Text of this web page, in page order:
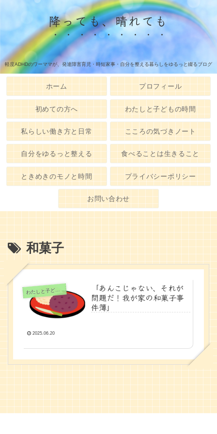
降っても、晴れても
軽度ADHDのワーママが、発達障害育児・時短家事・自分を整える暮らしをゆるっと綴るブログ
ホーム プロフィール
初めての方へ わたしと子どもの時間
私らしい働き方と日常 こころの気づきノート
自分をゆるっと整える 食べることは生きること
ときめきのモノと時間 プライバシーポリシー
お問い合わせ
和菓子
わたしと子どもの時間
「あんこじゃない、それが
問題だ！我が家の和菓子事
件簿」
2025.06.20